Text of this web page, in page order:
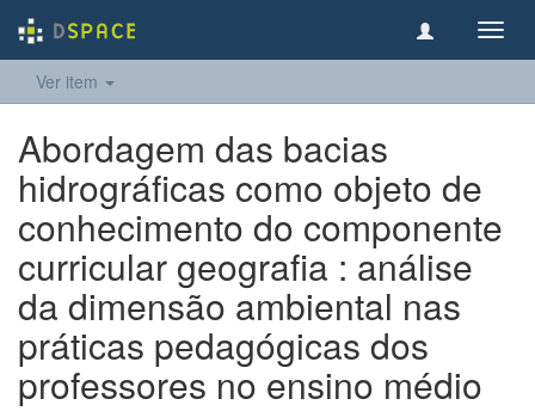
Ver item
Abordagem das bacias
hidrográficas como objeto de
conhecimento do componente
curricular geografia : análise
da dimensão ambiental nas
práticas pedagógicas dos
professores no ensino médio